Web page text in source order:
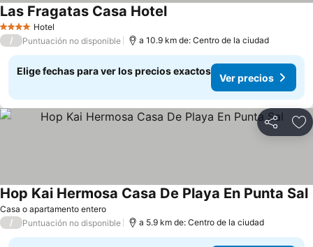
4 EstrellasHotel
Las Fragatas Casa Hotel
/ Puntuación no disponible a 10.9 km de: Centro de la ciudad
Elige fechas para ver los precios exactos
Ver precios
Compartir
Casa o apartamento entero
Hop Kai Hermosa Casa De Playa En Punta Sal
/ Puntuación no disponible a 5.9 km de: Centro de la ciudad